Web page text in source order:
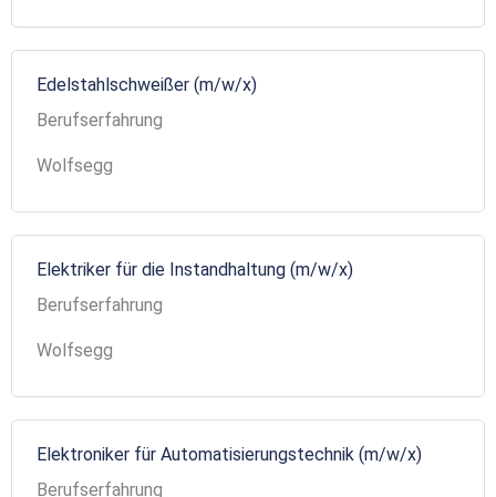
Edelstahlschweißer (m/w/x)
Berufserfahrung
Wolfsegg
Elektriker für die Instandhaltung (m/w/x)
Berufserfahrung
Wolfsegg
Elektroniker für Automatisierungstechnik (m/w/x)
Berufserfahrung